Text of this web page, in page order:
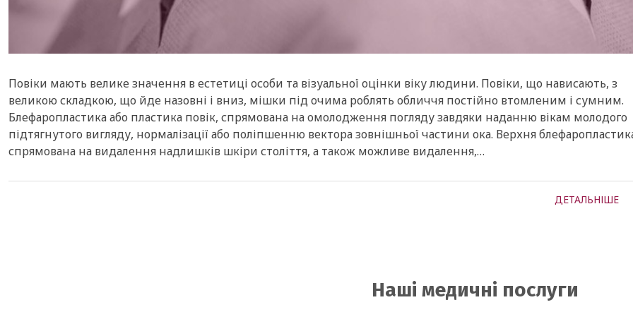
Повіки мають велике значення в естетиці особи та візуальної оцінки віку людини. Повіки, що нависають, з
великою складкою, що йде назовні і вниз, мішки під очима роблять обличчя постійно втомленим і сумним.
Блефаропластика або пластика повік, спрямована на омолодження погляду завдяки наданню вікам молодого
підтягнутого вигляду, нормалізації або поліпшенню вектора зовнішньої частини ока. Верхня
спрямована на видалення надлишків шкіри століття, а також можливе видалення,…
ДЕТАЛЬНІШЕ
Наші медичні послуги